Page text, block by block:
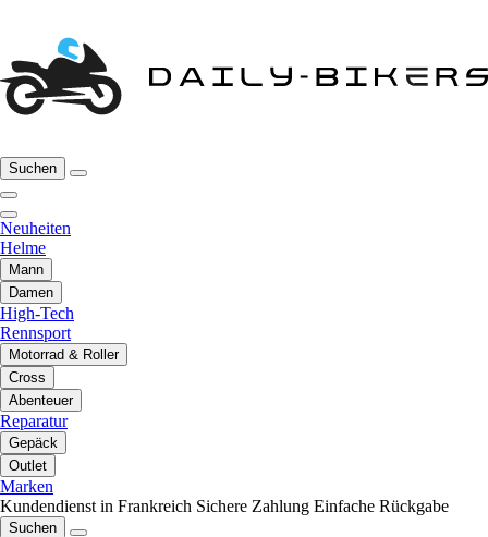
Suchen
Neuheiten
Helme
Mann
Damen
High-Tech
Rennsport
Motorrad & Roller
Cross
Abenteuer
Reparatur
Gepäck
Outlet
Marken
Kundendienst in Frankreich Sichere Zahlung Einfache Rückgabe
Suchen